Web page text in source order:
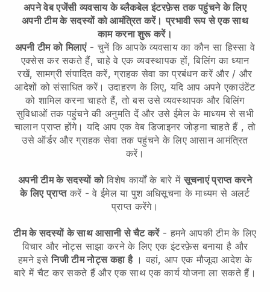
अपने वेब एजेंसी व्यवसाय के ब्लैकबेल इंटरफ़ेस तक पहुंचने के लिए
अपनी टीम के सदस्यों को आमंत्रित करें। प्रभावी रूप से एक साथ
काम करना शुरू करें।
अपनी टीम को मिलाएं- चुनें कि आपके व्यवसाय का कौन सा हिस्सा वे
एक्सेस कर सकते हैं, चाहे वे एक व्यवस्थापक हों, बिलिंग का ध्यान
रखें, सामग्री संपादित करें, ग्राहक सेवा का प्रबंधन करें और / और
आदेशों को संसाधित करें। उदाहरण के लिए, यदि आप अपने एकाउंटेंट
को शामिल करना चाहते हैं, तो बस उसे व्यवस्थापक और बिलिंग
सुविधाओं तक पहुंचने की अनुमति दें और उसे ईमेल के माध्यम से सभी
चालान प्राप्त होंगे।यदि आप एक वेब डिजाइनर जोड़ना चाहते हैं, तो
उसे ऑर्डर और ग्राहक सेवा तक पहुंचने के लिए आसान आमंत्रित
करें।
अपनी टीम के सदस्यों कोविशेष कार्यों के बारे मेंसूचनाएं प्राप्त करने
के लिए प्राप्तकरें - वे ईमेल या पुश अधिसूचना के माध्यम से अलर्ट
प्राप्त करेंगे।
टीम के सदस्यों के साथ आसानी से चैट करें- हमने आपकी टीम के लिए
विचार और नोट्स साझा करने के लिए एक इंटरफ़ेस बनाया है और
हमने इसेनिजी टीम नोट्स कहा है। वहां, आप एक मौजूदा आदेश के
बारे में चैट कर सकते हैं और एक साथ एक कार्य योजना ला सकते हैं।